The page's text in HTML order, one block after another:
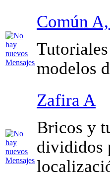
Común
modelos
Zafira A
Bricos y
divididos